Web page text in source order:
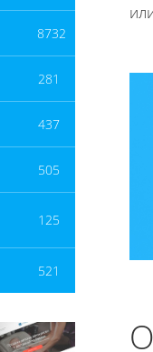
8732
281
437
505
125
521